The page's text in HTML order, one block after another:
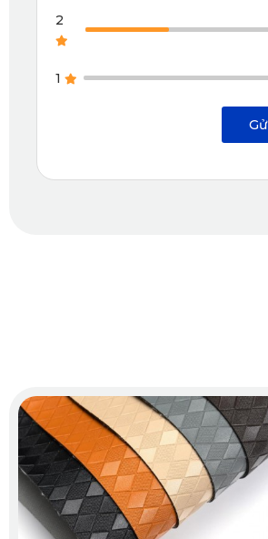
2.2. Vệ Sinh Dễ Dàng – Tiết Kiệm
Là đơn vị tiên phong trong lĩnh vực
sàn ô tô 360 MG ZS 2024 tại
3.1. Sản Phẩm Chính Hãng –
Toàn bộ thảm ô tô 360 độ tại
2
1